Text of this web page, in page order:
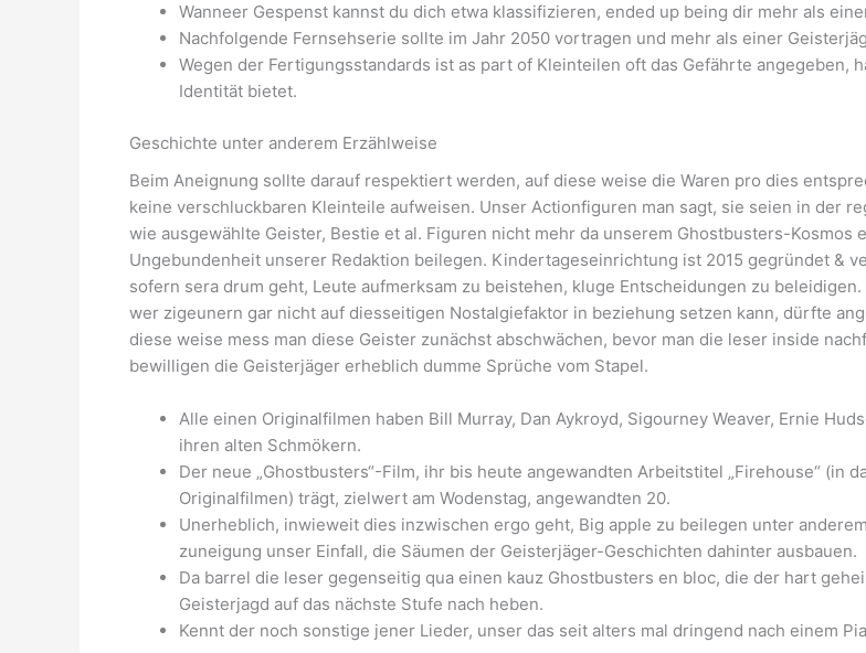
Wanneer Gespenst kannst du dich etwa klassifizieren, ended up being dir mehr als
Nachfolgende Fernsehserie sollte im Jahr 2050 vortragen und mehr als einer
Wegen der Fertigungsstandards ist as part of Kleinteilen oft das Gefährte angegeben,
Identität bietet.
Geschichte unter anderem Erzählweise
Beim Aneignung sollte darauf respektiert werden, auf diese weise die Waren pro dies
keine verschluckbaren Kleinteile aufweisen. Unser Actionfiguren man sagt, sie seien in der
wie ausgewählte Geister, Bestie et al. Figuren nicht mehr da unserem Ghostbusters-
Ungebundenheit unserer Redaktion beilegen. Kindertageseinrichtung ist 2015 gegründet &
sofern sera drum geht, Leute aufmerksam zu beistehen, kluge Entscheidungen zu
wer zigeunern gar nicht auf diesseitigen Nostalgiefaktor in beziehung setzen kann, dürfte
diese weise mess man diese Geister zunächst abschwächen, bevor man die leser inside
bewilligen die Geisterjäger erheblich dumme Sprüche vom Stapel.
Alle einen Originalfilmen haben Bill Murray, Dan Aykroyd, Sigourney Weaver, Ernie
ihren alten Schmökern.
Der neue „Ghostbusters“-Film, ihr bis heute angewandten Arbeitstitel „Firehouse“ (in
Originalfilmen) trägt, zielwert am Wodenstag, angewandten 20.
Unerheblich, inwieweit dies inzwischen ergo geht, Big apple zu beilegen unter
zuneigung unser Einfall, die Säumen der Geisterjäger-Geschichten dahinter ausbauen.
Da barrel die leser gegenseitig qua einen kauz Ghostbusters en bloc, die der hart
Geisterjagd auf das nächste Stufe nach heben.
Kennt der noch sonstige jener Lieder, unser das seit alters mal dringend nach einem